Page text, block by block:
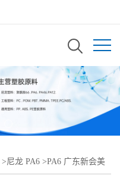
>尼龙 PA6 >PA6 广东新会美